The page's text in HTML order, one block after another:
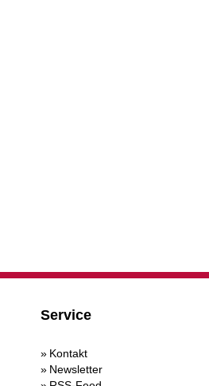
Service
Kontakt
Newsletter